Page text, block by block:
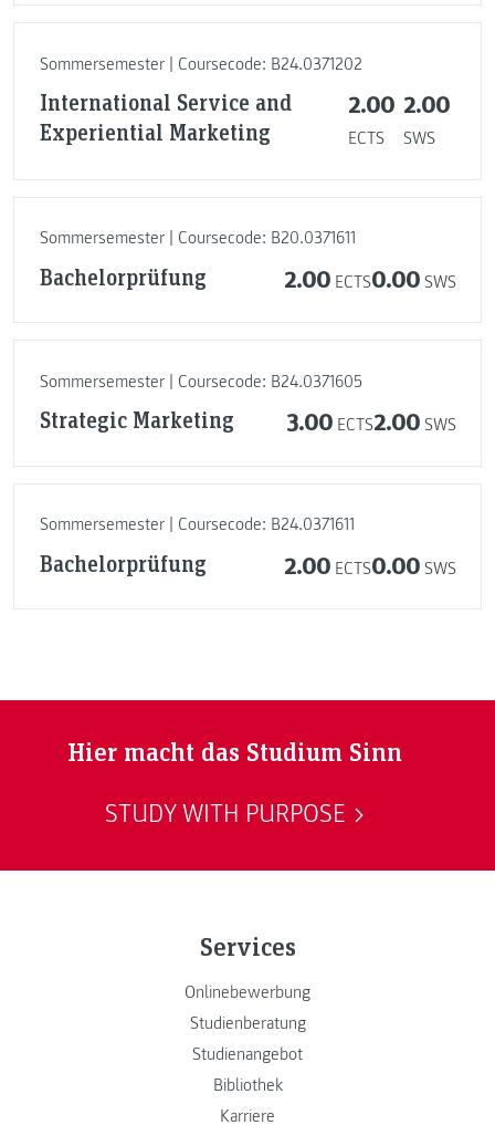
Sommersemester | Coursecode: B24.0371202
International Service and
Experiential Marketing
2.00
ECTS
2.00
SWS
Sommersemester | Coursecode: B20.0371611
Bachelorprüfung 2.00 ECTS0.00 SWS
Sommersemester | Coursecode: B24.0371605
Strategic Marketing 3.00 ECTS2.00 SWS
Sommersemester | Coursecode: B24.0371611
Bachelorprüfung 2.00 ECTS0.00 SWS
Hier macht das Studium Sinn
STUDY WITH PURPOSE
Services
Onlinebewerbung
Studienberatung
Studienangebot
Bibliothek
Karriere